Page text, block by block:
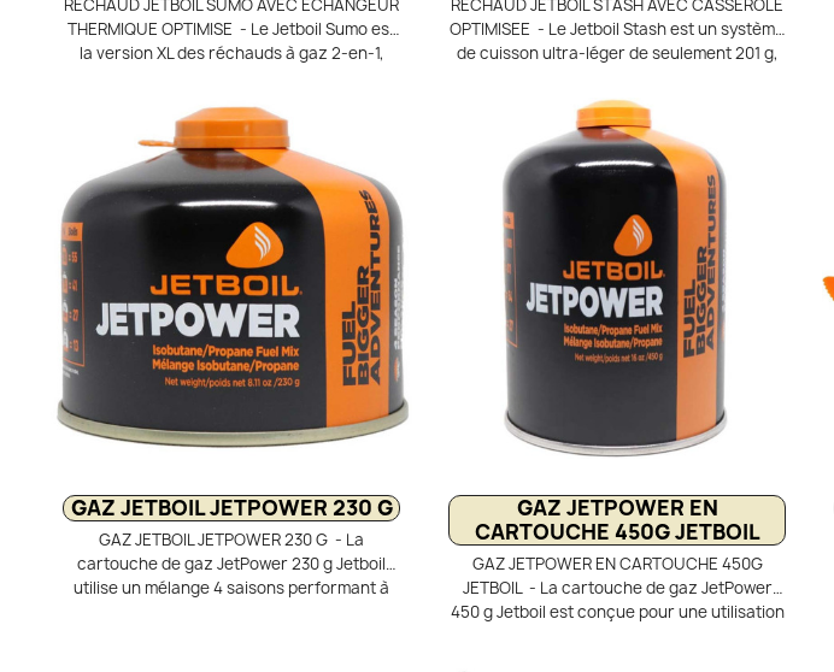
RECHAUD JETBOIL SUMO AVEC ECHANGEUR
THERMIQUE OPTIMISE - Le Jetboil Sumo est
la version XL des réchauds à gaz 2-en-1,
ou en petit groupe. Sa grande tasse de 1,8 L
avec échangeur thermique FluxRing assure
une cuisson rapide et une faible
consommation de gaz. Le brûleur de 1750 W
avec allumage piézo et réglage précis de la
flamme garantit confort et performance en
extérieur. Compact et complet, il se range
entièrement dans la popote avec une
cartouche de 230 g pour un transport
optimisé.
RECHAUD JETBOIL STASH AVEC CASSEROLE
OPTIMISEE - Le Jetboil Stash est un système
de cuisson ultra-léger de seulement 201 g,
bivouac. Il combine un brûleur en titane et
une casserole FluxRing de 0,8 L pour une
ébullition rapide en 2,5 minutes. Son design
emboîtable optimise le rangement dans le
sac à dos, avec stabilisateur de cartouche
inclus. Un kit de cuisson compact,
performant et économe en gaz, pensé pour
les adeptes du matériel ultra-light.
GAZ JETBOIL JETPOWER 230 G
GAZ JETBOIL JETPOWER 230 G - La
cartouche de gaz JetPower 230 g Jetboil
utilise un mélange 4 saisons performant à
GAZ JETPOWER EN
CARTOUCHE 450G JETBOIL
GAZ JETPOWER EN CARTOUCHE 450G
JETBOIL - La cartouche de gaz JetPower
450 g Jetboil est conçue pour une utilisation